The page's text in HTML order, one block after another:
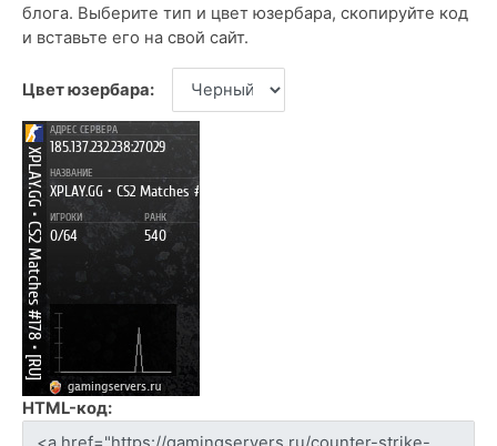
блога. Выберите тип и цвет юзербара, скопируйте код
и вставьте его на свой сайт.
Цвет юзербара:
HTML-код: